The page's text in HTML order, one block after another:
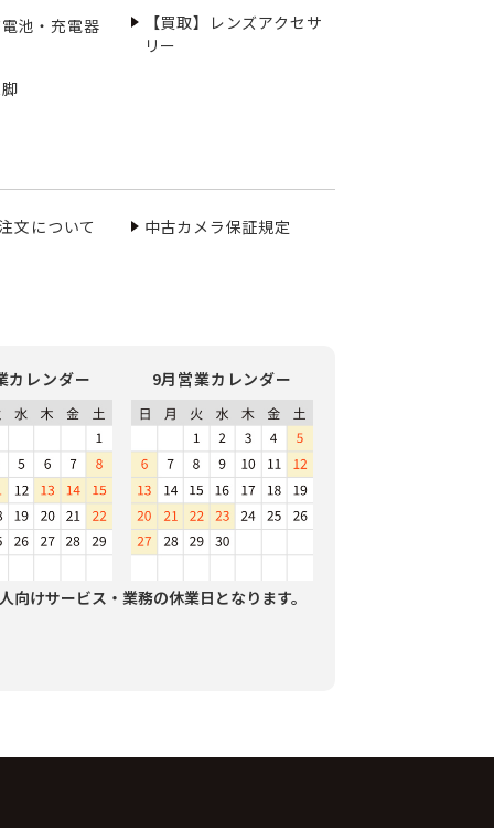
池・充電器
【買取】レンズアクセサ
リー
文について 中古カメラ保証規定
カレンダー 9月営業カレンダー
向けサービス・業務の休業日となります。